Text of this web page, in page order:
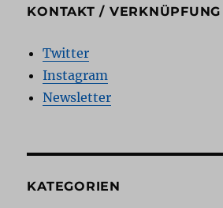
KONTAKT / VERKNÜPFUNG
Twitter
Instagram
Newsletter
KATEGORIEN